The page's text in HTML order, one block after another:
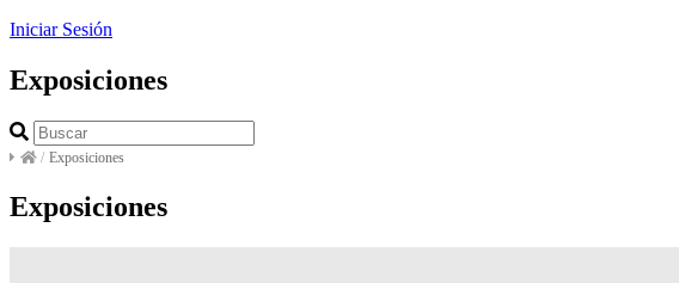
Iniciar Sesión
Exposiciones
/ Exposiciones
Exposiciones